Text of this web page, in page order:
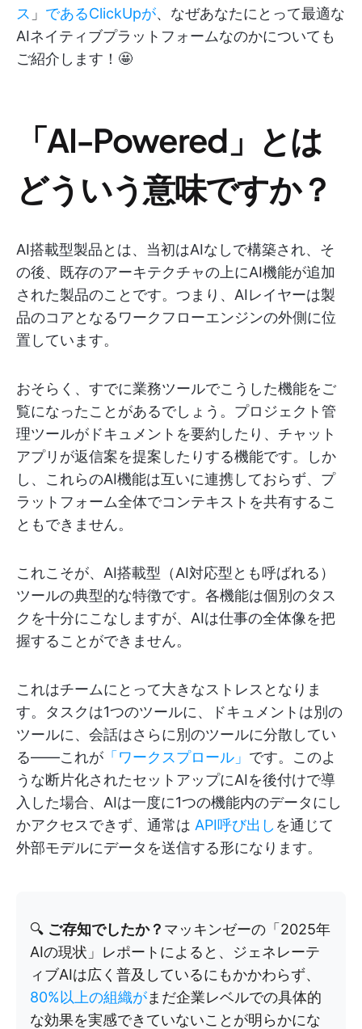
ス 」 であるClickUpが、なぜあなたにとって最適な
AIネイティブプラットフォームなのかについても
ご紹介します！🤩
「AI-Powered」とは
どういう意味ですか？
AI搭載型製品とは、当初はAIなしで構築され、そ
の後、既存のアーキテクチャの上にAI機能が追加
された製品のことです。つまり、AIレイヤーは製
品のコアとなるワークフローエンジンの外側に位
置しています。
おそらく、すでに業務ツールでこうした機能をご
覧になったことがあるでしょう。プロジェクト管
理ツールがドキュメントを要約したり、チャット
アプリが返信案を提案したりする機能です。しか
し、これらのAI機能は互いに連携しておらず、プ
ラットフォーム全体でコンテキストを共有するこ
ともできません。
これこそが、AI搭載型（AI対応型とも呼ばれる）
ツールの典型的な特徴です。各機能は個別のタス
クを十分にこなしますが、AIは仕事の全体像を把
握することができません。
これはチームにとって大きなストレスとなりま
す。タスクは1つのツールに、ドキュメントは別の
ツールに、会話はさらに別のツールに分散してい
る——これが 「ワークスプロール」 です。このよ
うな断片化されたセットアップにAIを後付けで導
入した場合、AIは一度に1つの機能内のデータにし
かアクセスできず、通常は API呼び出し を通じて
外部モデルにデータを送信する形になります。
🔍 ご存知でしたか？ マッキンゼーの「2025年
AIの現状」レポートによると、ジェネレーテ
ィブAIは広く普及しているにもかかわらず、
80%以上の組織がまだ企業レベルでの具体的
な効果を実感できていないことが明らかにな